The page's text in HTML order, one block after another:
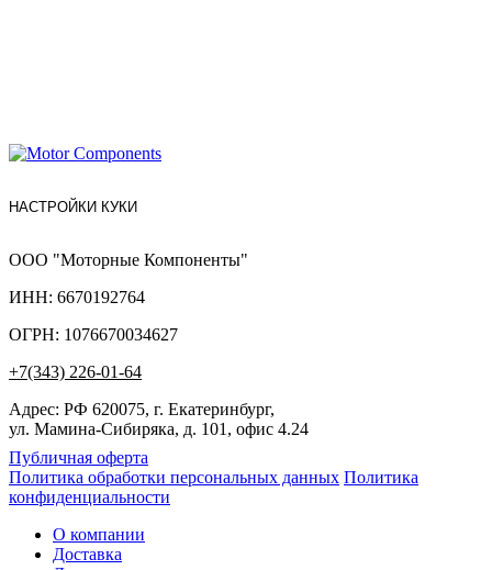
НАСТРОЙКИ КУКИ
ООО "Моторные Компоненты"
ИНН: 6670192764
ОГРН: 1076670034627
+7(343) 226-01-64
Адрес: РФ 620075, г. Екатеринбург,
ул. Мамина-Сибиряка, д. 101, офис 4.24
Публичная оферта
Политика обработки персональных данных Политика
конфиденциальности
О компании
Доставка